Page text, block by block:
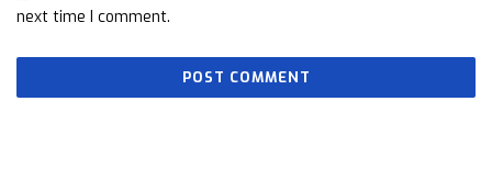
next time I comment.